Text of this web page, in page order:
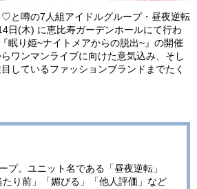
と噂の7人組アイドルグループ・昼夜逆転
日(木) に恵比寿ガーデンホールにて行わ
眠り姫~ナイトメアからの脱出~』の開催
ワンマンライブに向けた意気込み、そし
しているファッションブランドまでたく
プ。ユニット名である「昼夜逆転」
り前」「媚びる」「他人評価」など